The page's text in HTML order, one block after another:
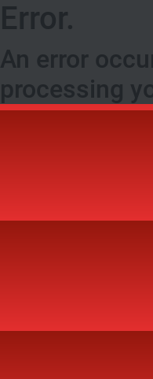
Error.
An error
processing